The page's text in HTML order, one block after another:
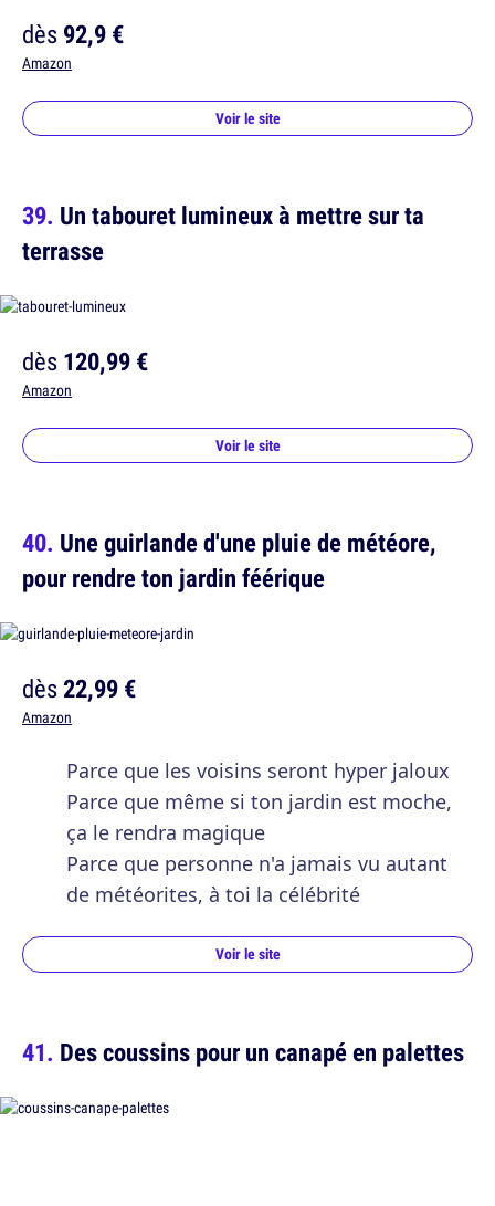
dès92,9 €
Amazon
Voir le site
Un tabouret lumineux à mettre sur ta
terrasse
dès120,99 €
Amazon
Voir le site
Une guirlande d'une pluie de météore,
pour rendre ton jardin féérique
dès22,99 €
Amazon
Parce que les voisins seront hyper jaloux
Parce que même si ton jardin est moche,
ça le rendra magique
Parce que personne n'a jamais vu autant
de météorites, à toi la célébrité
Voir le site
Des coussins pour un canapé en palettes